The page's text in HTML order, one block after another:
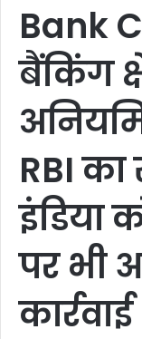
Bank
बैंकिंग
RBI
इंडिया
पर भी
कार्रवाई